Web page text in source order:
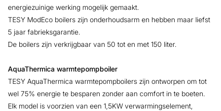
energiezuinige werking mogelijk gemaakt.
TESY ModEco boilers zijn onderhoudsarm en hebben maar liefst
5 jaar fabrieksgarantie.
De boilers zijn verkrijgbaar van 50 tot en met 150 liter.
AquaThermica warmtepompboiler
TESY AquaThermica warmtepompboilers zijn ontworpen om tot
wel 75% energie te besparen zonder aan comfort in te boeten.
Elk model is voorzien van een 1,5KW verwarmingselement,